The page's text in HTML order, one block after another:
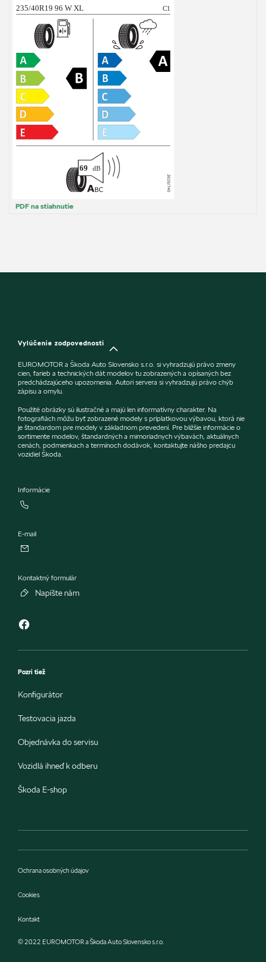
PDF na stiahnutie
Vylúčenie zodpovednosti
EUROMOTOR a Škoda Auto Slovensko s.r.o. si vyhradzujú právo zmeny
cien, farieb a technických dát modelov tu zobrazených a opísaných bez
predchádzajúceho upozornenia. Autori servera si vyhradzujú právo chýb
zápisu a omylu.
Použité obrázky sú ilustračné a majú len informatívny charakter. Na
fotografiách môžu byť zobrazené modely s príplatkovou výbavou, ktorá nie
je štandardom pre modely v základnom prevedení. Pre bližšie informácie o
sortimente modelov, štandardných a mimoriadnych výbavách, aktuálnych
cenách, podmienkach a termínoch dodávok, kontaktujte nášho predajcu
vozidiel Škoda.
Informácie
E-mail
Kontaktný formulár
Napíšte nám
Pozri tiež
Konfigurátor
Testovacia jazda
Objednávka do servisu
Vozidlá ihneď k odberu
Škoda E-shop
Ochrana osobných údajov
Cookies
Kontakt
© 2022 EUROMOTOR a Škoda Auto Slovensko s.r.o.